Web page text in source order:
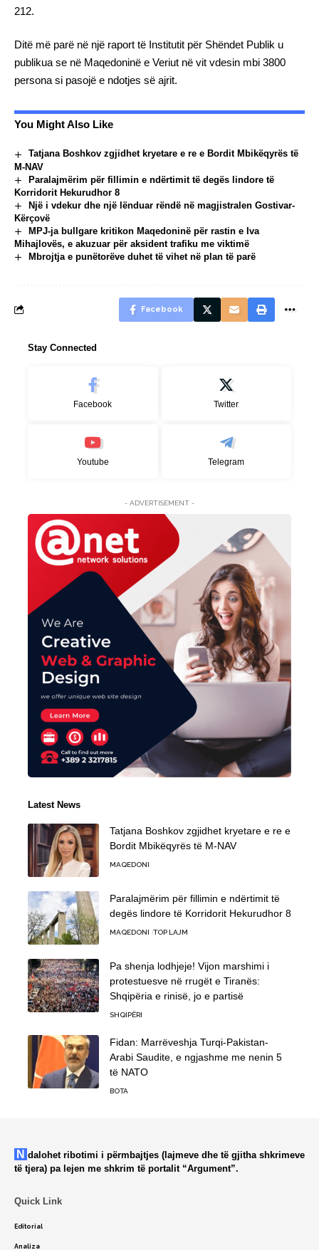
212.
Ditë më parë në një raport të Institutit për Shëndet Publik u
publikua se në Maqedoninë e Veriut në vit vdesin mbi 3800
persona si pasojë e ndotjes së ajrit.
You Might Also Like
Tatjana Boshkov zgjidhet kryetare e re e Bordit Mbikëqyrës të
M-NAV
Paralajmërim për fillimin e ndërtimit të degës lindore të
Korridorit Hekurudhor 8
Një i vdekur dhe një lënduar rëndë në magjistralen Gostivar-
Kërçovë
MPJ-ja bullgare kritikon Maqedoninë për rastin e Iva
Mihajlovës, e akuzuar për aksident trafiku me viktimë
Mbrojtja e punëtorëve duhet të vihet në plan të parë
Facebook
Stay Connected
Facebook Twitter
Youtube Telegram
- ADVERTISEMENT -
Latest News
Tatjana Boshkov zgjidhet kryetare e re e
Bordit Mbikëqyrës të M-NAV
MAQEDONI
Paralajmërim për fillimin e ndërtimit të
degës lindore të Korridorit Hekurudhor 8
MAQEDONI TOP LAJM
Pa shenja lodhjeje! Vijon marshimi i
protestuesve në rrugët e Tiranës:
Shqipëria e rinisë, jo e partisë
SHQIPËRI
Fidan: Marrëveshja Turqi-Pakistan-
Arabi Saudite, e ngjashme me nenin 5
të NATO
BOTA
Ndalohet ribotimi i përmbajtjes (lajmeve dhe të gjitha shkrimeve
të tjera) pa lejen me shkrim të portalit “Argument”.
Quick Link
Editorial
Analiza